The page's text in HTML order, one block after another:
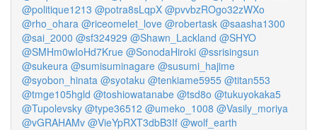
@politique1213 @potra8sLqpX @pvvbzROgo32zWXo
@rho_ohara @riceomelet_love @robertask @saasha1300
@sai_2000 @sf324929 @Shawn_Lackland @SHYO
@SMHm0wIoHd7Krue @SonodaHiroki @ssrisingsun
@sukeura @sumisuminagare @susumi_hajime
@syobon_hinata @syotaku @tenkiame5955 @titan553
@tmge105hgld @toshiowatanabe @tsd8o @tukuyokaka5
@Tupolevsky @type36512 @umeko_1008 @Vasily_moriya
@vGRAHAMv @VieYpRXT3dbB3If @wolf_earth